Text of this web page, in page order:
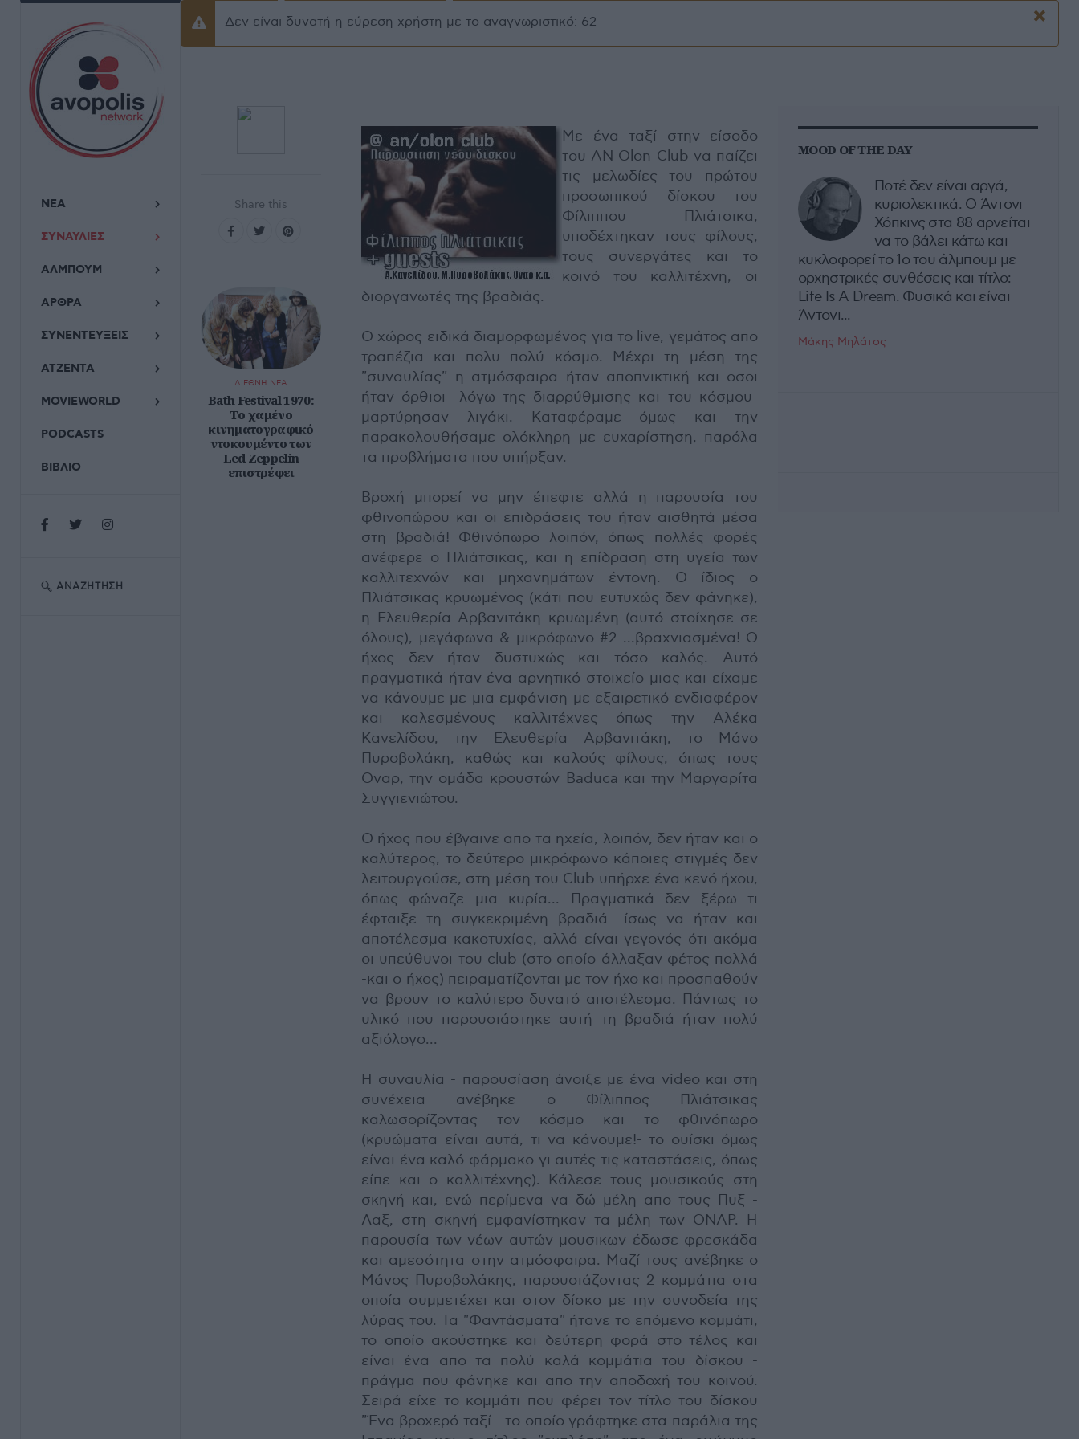
ΝΕΑ
ΣΥΝΑΥΛΙΕΣ
ΑΛΜΠΟΥΜ
ΑΡΘΡΑ
ΣΥΝΕΝΤΕΥΞΕΙΣ
ΑΤΖΕΝΤΑ
MOVIEWORLD
PODCASTS
ΒΙΒΛΙΟ
ΑΝΑΖΉΤΗΣΗ
×
Προειδοποίσηση
Δεν είναι δυνατή η εύρεση χρήστη με το αναγνωριστικό: 62
Share this
ΔΙΕΘΝΗ ΝΕΑ
Bath Festival 1970:
Το χαμένο
κινηματογραφικό
ντοκουμέντο των
Led Zeppelin
επιστρέφει
Με ένα ταξί στην είσοδο
του ΑΝ Olon Club να παίζει
τις μελωδίες του πρώτου
προσωπικού δίσκου του
Φίλιππου Πλιάτσικα,
υποδέχτηκαν τους φίλους,
τους συνεργάτες και το
κοινό του καλλιτέχνη, οι
διοργανωτές της βραδιάς.
Ο χώρος ειδικά διαμορφωμένος για το live, γεμάτος απο
τραπέζια και πολυ πολύ κόσμο. Μέχρι τη μέση της
"συναυλίας" η ατμόσφαιρα ήταν αποπνικτική και οσοι
ήταν όρθιοι -λόγω της διαρρύθμισης και του κόσμου-
μαρτύρησαν λιγάκι. Καταφέραμε όμως και την
παρακολουθήσαμε ολόκληρη με ευχαρίστηση, παρόλα
τα προβλήματα που υπήρξαν.
Βροχή μπορεί να μην έπεφτε αλλά η παρουσία του
φθινοπώρου και οι επιδράσεις του ήταν αισθητά μέσα
στη βραδιά! Φθινόπωρο λοιπόν, όπως πολλές φορές
ανέφερε ο Πλιάτσικας, και η επίδραση στη υγεία των
καλλιτεχνών και μηχανημάτων έντονη. Ο ίδιος ο
Πλιάτσικας κρυωμένος (κάτι που ευτυχώς δεν φάνηκε),
η Ελευθερία Αρβανιτάκη κρυωμένη (αυτό στοίχησε σε
όλους), μεγάφωνα & μικρόφωνο #2 ...βραχνιασμένα! Ο
ήχος δεν ήταν δυστυχώς και τόσο καλός. Αυτό
πραγματικά ήταν ένα αρνητικό στοιχείο μιας και είχαμε
να κάνουμε με μια εμφάνιση με εξαιρετικό ενδιαφέρον
και καλεσμένους καλλιτέχνες όπως την Αλέκα
Κανελίδου, την Ελευθερία Αρβανιτάκη, το Μάνο
Πυροβολάκη, καθώς και καλούς φίλους, όπως τους
Οναρ, την ομάδα κρουστών Baduca και την Μαργαρίτα
Συγγιενιώτου.
Ο ήχος που έβγαινε απο τα ηχεία, λοιπόν, δεν ήταν και ο
καλύτερος, το δεύτερο μικρόφωνο κάποιες στιγμές δεν
λειτουργούσε, στη μέση του Club υπήρχε ένα κενό ήχου,
όπως φώναζε μια κυρία... Πραγματικά δεν ξέρω τι
έφταιξε τη συγκεκριμένη βραδιά -ίσως να ήταν και
αποτέλεσμα κακοτυχίας, αλλά είναι γεγονός ότι ακόμα
οι υπεύθυνοι του club (στο οποίο άλλαξαν φέτος πολλά
-και ο ήχος) πειραματίζονται με τον ήχο και προσπαθούν
να βρουν το καλύτερο δυνατό αποτέλεσμα. Πάντως το
υλικό που παρουσιάστηκε αυτή τη βραδιά ήταν πολύ
αξιόλογο...
Η συναυλία - παρουσίαση άνοιξε με ένα video και στη
συνέχεια ανέβηκε ο Φίλιππος Πλιάτσικας
καλωσoρίζοντας τον κόσμο και το φθινόπωρο
(κρυώματα είναι αυτά, τι να κάνουμε!- το ουίσκι όμως
είναι ένα καλό φάρμακο γι αυτές τις καταστάσεις, όπως
είπε και ο καλλιτέχνης). Κάλεσε τους μουσικούς στη
σκηνή και, ενώ περίμενα να δώ μέλη απο τους Πυξ -
Λαξ, στη σκηνή εμφανίστηκαν τα μέλη των ΟΝΑΡ. Η
παρουσία των νέων αυτών μουσικων έδωσε φρεσκάδα
και αμεσότητα στην ατμόσφαιρα. Μαζί τους ανέβηκε ο
Μάνος Πυροβολάκης, παρουσιάζοντας 2 κομμάτια στα
οποία συμμετέχει και στον δίσκο με την συνοδεία της
λύρας του. Τα "Φαντάσματα" ήτανε το επόμενο κομμάτι,
το οποίο ακούστηκε και δεύτερη φορά στο τέλος και
είναι ένα απο τα πολύ καλά κομμάτια του δίσκου -
πράγμα που φάνηκε και απο την αποδοχή του κοινού.
Σειρά είχε το κομμάτι που φέρει τον τίτλο του δίσκου
"Ένα βροχερό ταξί - το οποίο γράφτηκε στα παράλια της
MOOD OF THE DAY
Ποτέ δεν είναι αργά,
κυριολεκτικά. Ο Άντονι
Χόπκινς στα 88 αρνείται
να το βάλει κάτω και
κυκλοφορεί το 1ο του άλμπουμ με
ορχηστρικές συνθέσεις και τίτλο:
Life Is A Dream. Φυσικά και είναι
Άντονι...
Μάκης Μηλάτος